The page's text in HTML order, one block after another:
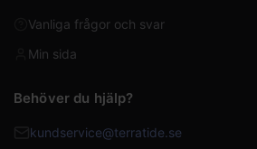
Vanliga frågor och svar
Min sida
Behöver du hjälp?
kundservice@terratide.se